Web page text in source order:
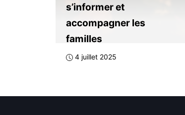
s’informer et
accompagner les
familles
4 juillet 2025